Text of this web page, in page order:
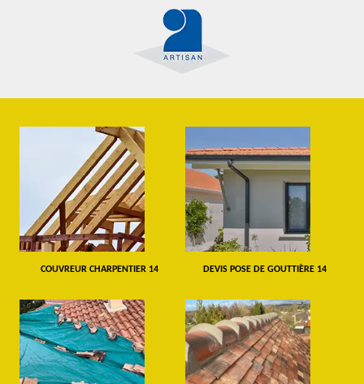
COUVREUR CHARPENTIER 14 DEVIS POSE DE GOUTTIÈRE 14